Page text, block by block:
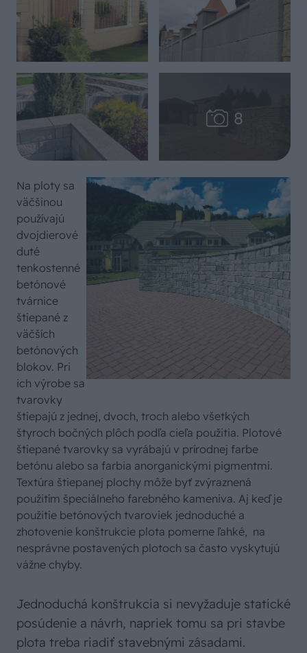
Na ploty sa
väčšinou
používajú
dvojdierové
duté
tenkostenné
betónové
tvárnice
štiepané z
väčších
betónových
blokov. Pri
ich výrobe sa
tvarovky
štiepajú z jednej, dvoch, troch alebo všetkých
štyroch bočných plôch podľa cieľa použitia. Plotové
štiepané tvarovky sa vyrábajú v prírodnej farbe
betónu alebo sa farbia anorganickými pigmentmi.
Textúra štiepanej plochy môže byť zvýraznená
použitím špeciálneho farebného kameniva. Aj keď je
použitie betónových tvaroviek jednoduché a
zhotovenie konštrukcie plota pomerne ľahké, na
nesprávne postavených plotoch sa často vyskytujú
vážne chyby.
Jednoduchá konštrukcia si nevyžaduje statické
posúdenie a návrh, napriek tomu sa pri stavbe
plota treba riadiť stavebnými zásadami.